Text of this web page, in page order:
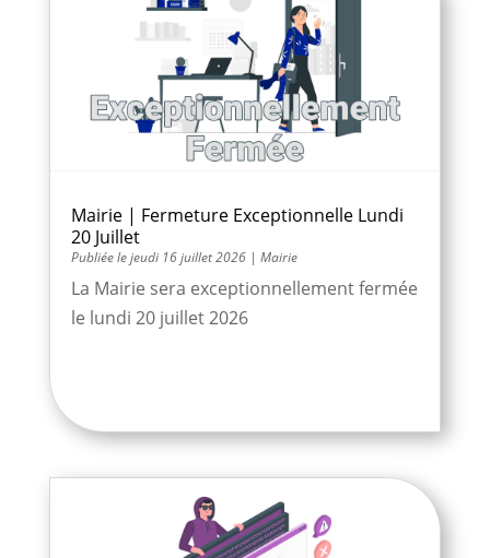
Mairie | Fermeture Exceptionnelle Lundi
20 Juillet
jeudi 16 juillet 2026| Mairie
La Mairie sera exceptionnellement fermée
le lundi 20 juillet 2026